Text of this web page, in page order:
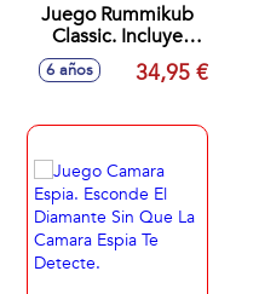
Juego Rummikub
Classic. Incluye
Fichas Y 4
Soportes.
6 años 34,95 €